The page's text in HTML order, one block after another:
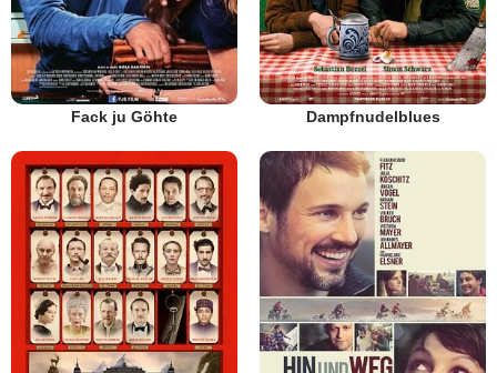
Fack ju Göhte Dampfnudelblues